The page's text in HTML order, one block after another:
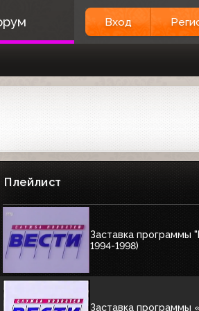
Вход
Плейлист
Заставка программы
1994-1998)
Заставка программы